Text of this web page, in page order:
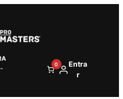
0
Entra
r